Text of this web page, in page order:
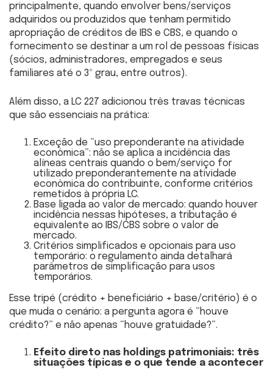
principalmente, quando envolver bens/serviços
adquiridos ou produzidos que tenham permitido
apropriação de créditos de IBS e CBS, e quando o
fornecimento se destinar a um rol de pessoas físicas
(sócios, administradores, empregados e seus
familiares até o 3º grau, entre outros).
Além disso, a LC 227 adicionou três travas técnicas
que são essenciais na prática:
Exceção de “uso preponderante na atividade
econômica”: não se aplica a incidência das
alíneas centrais quando o bem/serviço for
utilizado preponderantemente na atividade
econômica do contribuinte, conforme critérios
remetidos à própria LC.
Base ligada ao valor de mercado: quando houver
incidência nessas hipóteses, a tributação é
equivalente ao IBS/CBS sobre o valor de
mercado.
Critérios simplificados e opcionais para uso
temporário: o regulamento ainda detalhará
parâmetros de simplificação para usos
temporários.
Esse tripé (crédito + beneficiário + base/critério) é o
que muda o cenário: a pergunta agora é “houve
crédito?” e não apenas “houve gratuidade?”.
Efeito direto nas holdings patrimoniais: três
situações típicas e o que tende a acontecer